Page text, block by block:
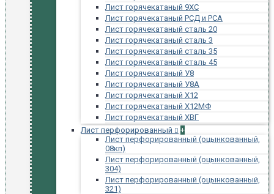
Лист горячекатаный 9ХС
Лист горячекатаный РСД и РСА
Лист горячекатаный сталь 20
Лист горячекатаный сталь 3
Лист горячекатаный сталь 35
Лист горячекатаный сталь 45
Лист горячекатаный У8
Лист горячекатаный У8А
Лист горячекатаный Х12
Лист горячекатаный Х12МФ
Лист горячекатаный ХВГ
Лист перфорированный
+
Лист перфорированный (оцынкованный,
08кп)
Лист перфорированный (оцынкованный,
304)
Лист перфорированный (оцынкованный,
321)